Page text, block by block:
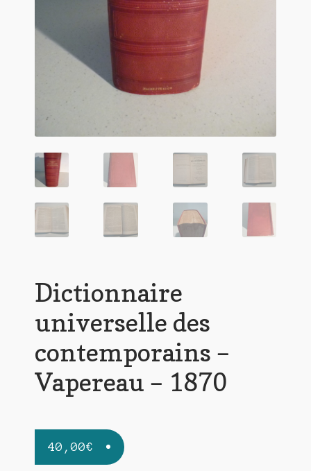
Dictionnaire
universelle des
contemporains –
Vapereau – 1870
40,00€